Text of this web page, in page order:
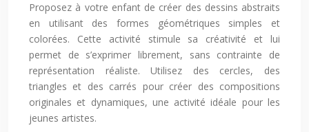
Proposez à votre enfant de créer des dessins abstraits
en utilisant des formes géométriques simples et
colorées. Cette activité stimule sa créativité et lui
permet de s’exprimer librement, sans contrainte de
représentation réaliste. Utilisez des cercles, des
triangles et des carrés pour créer des compositions
originales et dynamiques, une activité idéale pour les
jeunes artistes.